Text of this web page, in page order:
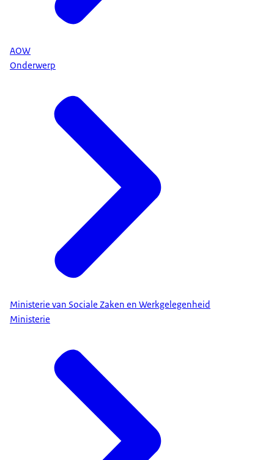
AOW
Onderwerp
Ministerie van Sociale Zaken en Werkgelegenheid
Ministerie